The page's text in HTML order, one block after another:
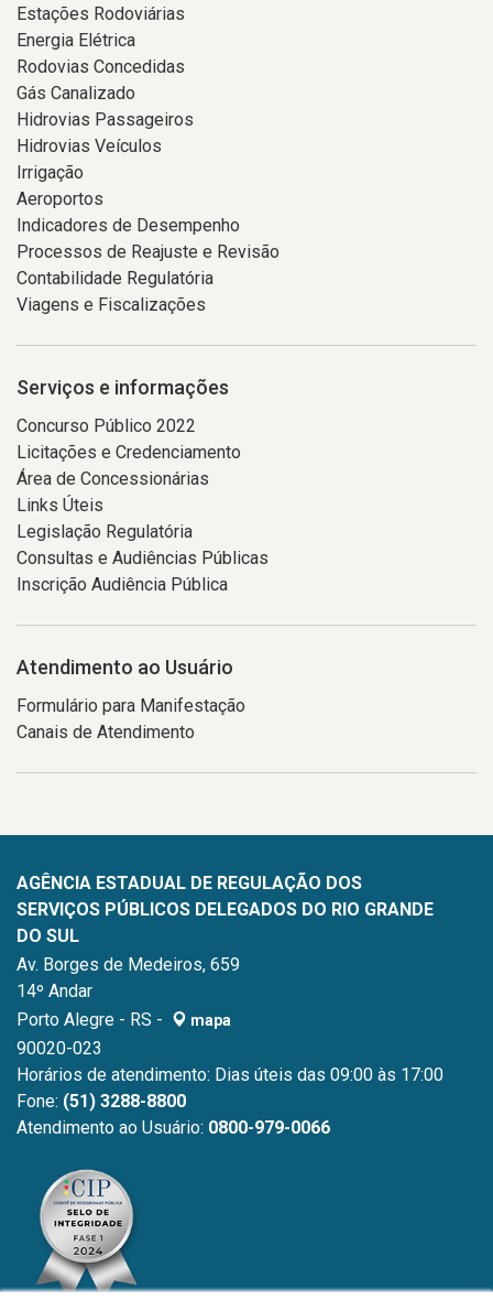
Estações Rodoviárias
Energia Elétrica
Rodovias Concedidas
Gás Canalizado
Hidrovias Passageiros
Hidrovias Veículos
Irrigação
Aeroportos
Indicadores de Desempenho
Processos de Reajuste e Revisão
Contabilidade Regulatória
Viagens e Fiscalizações
Serviços e informações
Concurso Público 2022
Licitações e Credenciamento
Área de Concessionárias
Links Úteis
Legislação Regulatória
Consultas e Audiências Públicas
Inscrição Audiência Pública
Atendimento ao Usuário
Formulário para Manifestação
Canais de Atendimento
AGÊNCIA ESTADUAL DE REGULAÇÃO DOS
SERVIÇOS PÚBLICOS DELEGADOS DO RIO GRANDE
DO SUL
Av. Borges de Medeiros, 659
14º Andar
Porto Alegre - RS -
mapa
90020-023
Horários de atendimento: Dias úteis das 09:00 às 17:00
Fone: (51) 3288-8800
Atendimento ao Usuário: 0800-979-0066